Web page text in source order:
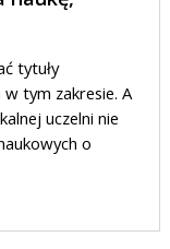
tytuły
tym zakresie. A
uczelni nie
o